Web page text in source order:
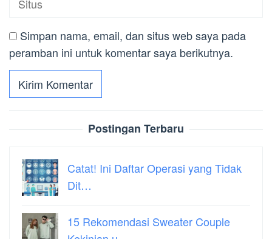
Simpan nama, email, dan situs web saya pada
peramban ini untuk komentar saya berikutnya.
Postingan Terbaru
Catat! Ini Daftar Operasi yang Tidak
Dit…
15 Rekomendasi Sweater Couple